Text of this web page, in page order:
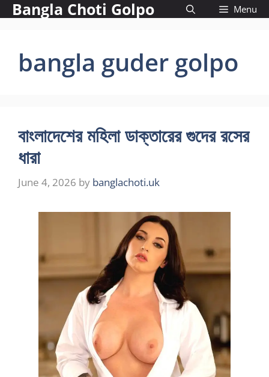
Skip
to
Bangla Choti Golpo Menu
bangla guder golpo
বাংলাদেশের মহিলা ডাক্তারের গুদের রসের
ধারা
June 4, 2026 by banglachoti.uk